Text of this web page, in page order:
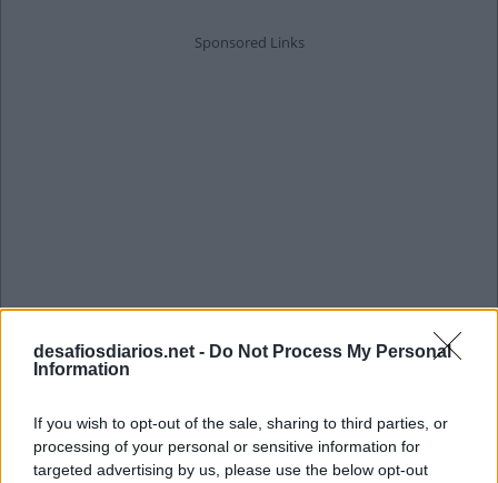
desafiosdiarios.net - Do Not Process My Personal
Information
If you wish to opt-out of the sale, sharing to third parties, or
processing of your personal or sensitive information for
targeted advertising by us, please use the below opt-out